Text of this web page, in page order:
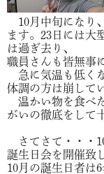
10月中旬になり
ます。23日には大
は過ぎ去り、
職員さんも皆無事
急に気温も低く
体調の方は崩して
温かい物を食べ
がいの徹底をして
さてさて・・・
誕生日会を開催致
10月の誕生日者は